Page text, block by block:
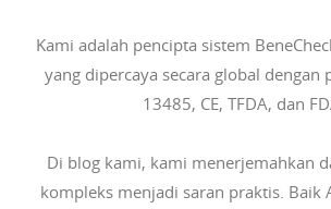
Kami adalah pencipta sistem
yang dipercaya secara global dengan
13485, CE, TFDA, dan
Di blog kami, kami menerjemahkan
kompleks menjadi saran praktis. Baik